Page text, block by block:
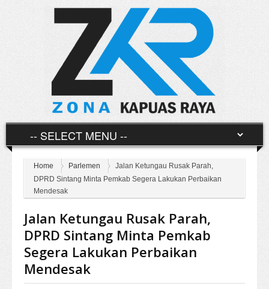
Home Parlemen
Jalan Ketungau Rusak Parah,
DPRD Sintang Minta Pemkab Segera Lakukan Perbaikan
Mendesak
Jalan Ketungau Rusak Parah,
DPRD Sintang Minta Pemkab
Segera Lakukan Perbaikan
Mendesak